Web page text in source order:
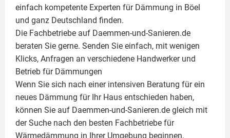
einfach kompetente Experten für Dämmung in Böel
und ganz Deutschland finden.
Die Fachbetriebe auf Daemmen-und-Sanieren.de
beraten Sie gerne. Senden Sie einfach, mit wenigen
Klicks, Anfragen an verschiedene Handwerker und
Betrieb für Dämmungen
Wenn Sie sich nach einer intensiven Beratung für ein
neues Dämmung für Ihr Haus entschieden haben,
können Sie auf Daemmen-und-Sanieren.de gleich mit
der Suche nach den besten Fachbetriebe für
Wärmedämmung in Ihrer Umgebung beginnen.